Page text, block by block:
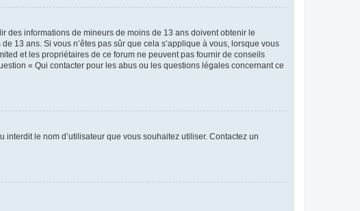
des informations de mineurs de moins de 13 ans doivent obtenir le
13 ans. Si vous n’êtes pas sûr que cela s’applique à vous, lorsque vous
et les propriétaires de ce forum ne peuvent pas fournir de conseils
« Qui contacter pour les abus ou les questions légales concernant ce
le nom d’utilisateur que vous souhaitez utiliser. Contactez un